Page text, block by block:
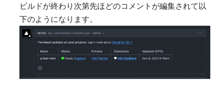
ビルドが終わり次第先ほどのコメントが編集されて以
下のようになります。